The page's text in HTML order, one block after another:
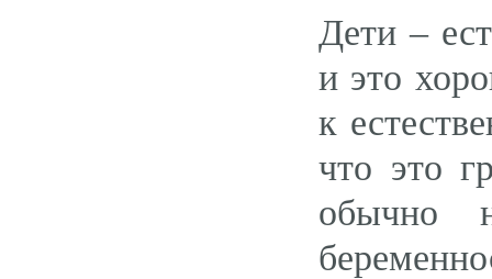
Дети –
и это
к
что это
обычно